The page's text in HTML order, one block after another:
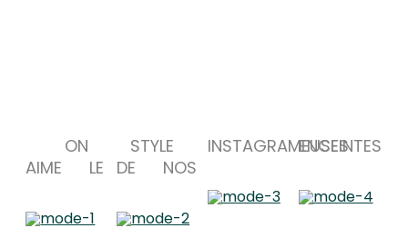
ON
AIME LE
STYLE
DE NOS
INSTAGRAMEUSES
ENCEINTES